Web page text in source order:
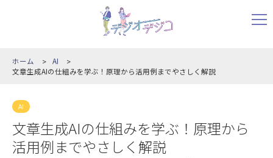
ホーム
AI
文章生成AIの仕組みを学ぶ！原理から活用例までやさしく解説
AI
文章生成AIの仕組みを学ぶ！原理から
活用例までやさしく解説